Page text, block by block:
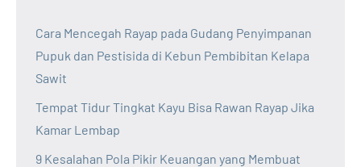
Cara Mencegah Rayap pada Gudang Penyimpanan
Pupuk dan Pestisida di Kebun Pembibitan Kelapa
Sawit
Tempat Tidur Tingkat Kayu Bisa Rawan Rayap Jika
Kamar Lembap
9 Kesalahan Pola Pikir Keuangan yang Membuat